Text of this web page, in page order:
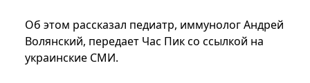
Об этом рассказал педиатр, иммунолог Андрей
Волянский, передает Час Пик со ссылкой на
украинские СМИ.